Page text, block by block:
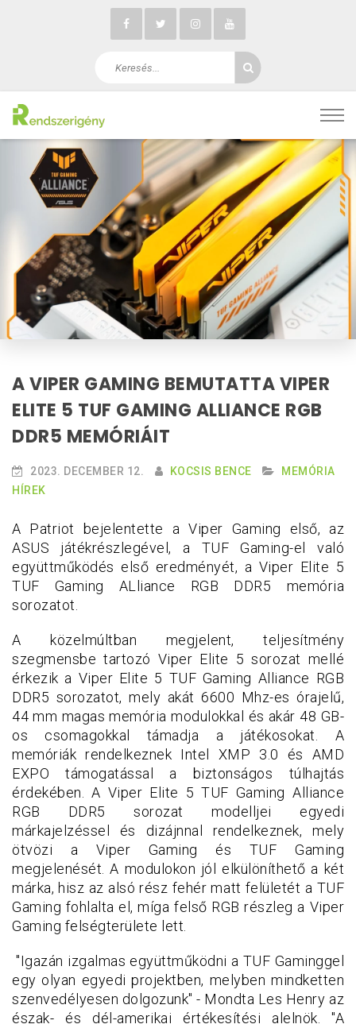
A VIPER GAMING BEMUTATTA VIPER
ELITE 5 TUF GAMING ALLIANCE RGB
DDR5 MEMÓRIÁIT
2023. DECEMBER 12. KOCSIS BENCE
MEMÓRIA
HÍREK
A Patriot bejelentette a Viper Gaming első, az
ASUS játékrészlegével, a TUF Gaming-el való
együttműködés első eredményét, a Viper Elite 5
TUF Gaming ALliance RGB DDR5 memória
sorozatot.
A közelmúltban megjelent, teljesítmény
szegmensbe tartozó Viper Elite 5 sorozat mellé
érkezik a Viper Elite 5 TUF Gaming Alliance RGB
DDR5 sorozatot, mely akát 6600 Mhz-es órajelű,
44 mm magas memória modulokkal és akár 48 GB-
os csomagokkal támadja a játékosokat. A
memóriák rendelkeznek Intel XMP 3.0 és AMD
EXPO támogatással a biztonságos túlhajtás
érdekében. A Viper Elite 5 TUF Gaming Alliance
RGB DDR5 sorozat modelljei egyedi
márkajelzéssel és dizájnnal rendelkeznek, mely
ötvözi a Viper Gaming és TUF Gaming
megjelenését. A modulokon jól elkülöníthető a két
márka, hisz az alsó rész fehér matt felületét a TUF
Gaming fohlalta el, míga felső RGB részleg a Viper
Gaming felségterülete lett.
"Igazán izgalmas együttműködni a TUF Gaminggel
egy olyan egyedi projektben, melyben mindketten
szenvedélyesen dolgozunk" - Mondta Les Henry az
észak- és dél-amerikai értékesítési alelnök. "A